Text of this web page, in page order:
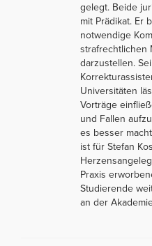
gelegt. Beide
mit Prädikat. Er
notwendige
strafrechtlichen
darzustellen.
Universitäten
Vorträge
und Fallen
es besser
ist für Stefan
Praxis
Studierende
an der